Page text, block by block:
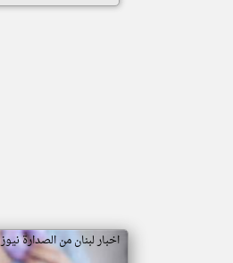
اخبار لبنان من الصدارة نيوز